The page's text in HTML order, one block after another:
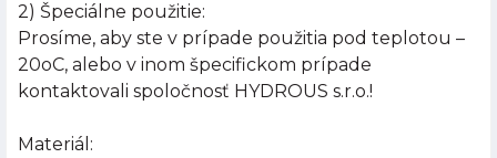
2) Špeciálne použitie:
Prosíme, aby ste v prípade použitia pod teplotou –
20oC, alebo v inom špecifickom prípade
kontaktovali spoločnosť HYDROUS s.r.o.!
Materiál: